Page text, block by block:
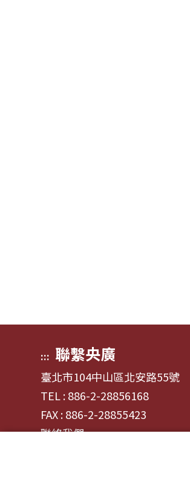
::: 聯繫央廣
臺北市104中山區北安路55號
TEL : 886-2-28856168
FAX : 886-2-28855423
聯絡我們